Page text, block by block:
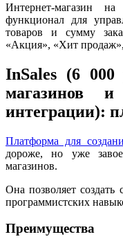
Интернет-магазин
функционал для
товаров и сумму
«Акция», «Хит
InSales (6 000
магазинов
интеграции):
Платформа для
дороже, но уже
магазинов.
Она позволяет создать
программистских
Преимущества